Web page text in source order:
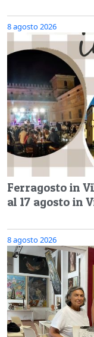
8 agosto 2026
Ferragosto in
al 17 agosto in
8 agosto 2026